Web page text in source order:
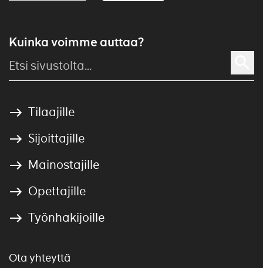
Kuinka voimme auttaa?
Tilaajille
Sijoittajille
Mainostajille
Opettajille
Työnhakijoille
Ota yhteyttä